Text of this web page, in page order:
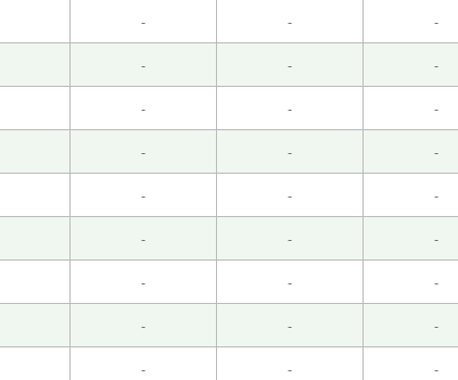
。
点遗憾，要是能把中文说得更流利一点就好了……县木塔
照片。( 50代 女性 )
，下次见！
- - -
- - -
- - -
- - -
- - -
- - -
- - -
- - -
- - -